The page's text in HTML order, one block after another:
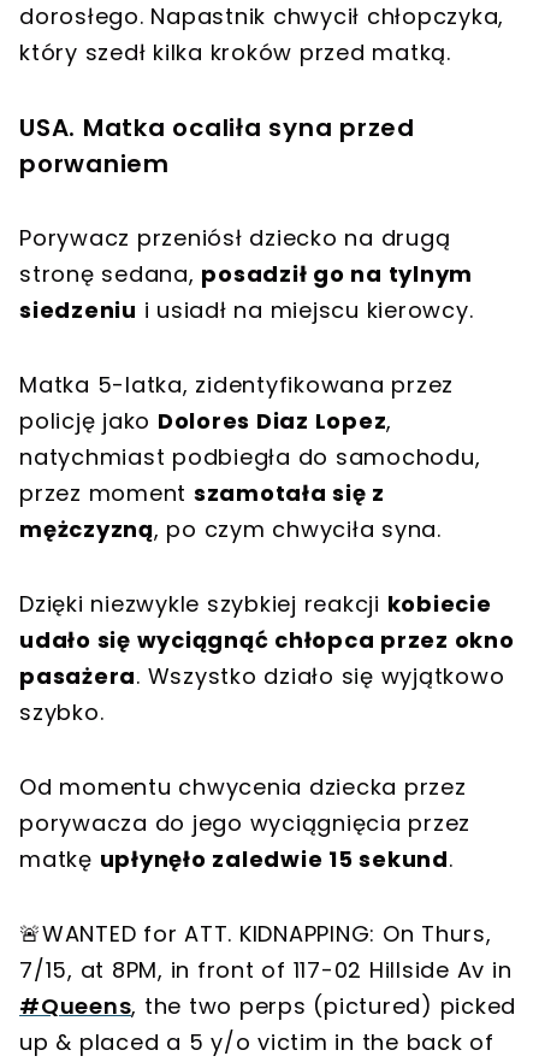
dorosłego. Napastnik chwycił chłopczyka,
który szedł kilka kroków przed matką.
USA. Matka ocaliła syna przed
porwaniem
Porywacz przeniósł dziecko na drugą
stronę sedana, posadził go na tylnym
siedzeniu i usiadł na miejscu kierowcy.
Matka 5-latka, zidentyfikowana przez
policję jako Dolores Diaz Lopez,
natychmiast podbiegła do samochodu,
przez moment szamotała się z
mężczyzną, po czym chwyciła syna.
Dzięki niezwykle szybkiej reakcji kobiecie
udało się wyciągnąć chłopca przez okno
pasażera. Wszystko działo się wyjątkowo
szybko.
Od momentu chwycenia dziecka przez
porywacza do jego wyciągnięcia przez
matkę upłynęło zaledwie 15 sekund.
🚨WANTED for ATT. KIDNAPPING: On Thurs,
7/15, at 8PM, in front of 117-02 Hillside Av in
#Queens, the two perps (pictured) picked
up & placed a 5 y/o victim in the back of